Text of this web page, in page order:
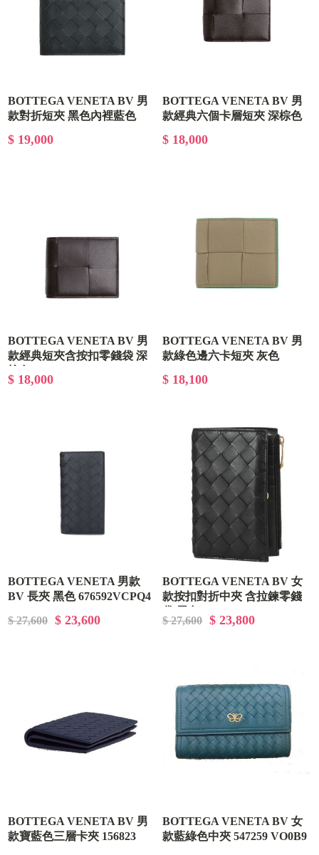
BOTTEGA VENETA BV 男
款對折短夾 黑色內裡藍色
$ 19,000
BOTTEGA VENETA BV 男
款經典六個卡層短夾 深棕色
$ 18,000
BOTTEGA VENETA BV 男
款經典短夾含按扣零錢袋 深
$ 18,000
BOTTEGA VENETA BV 男
款綠色邊六卡短夾 灰色
$ 18,100
BOTTEGA VENETA 男款
BV 長夾 黑色 676592VCPQ4
$ 27,600
$ 23,600
BOTTEGA VENETA BV 女
款按扣對折中夾 含拉鍊零錢
$ 27,600 $ 23,800
BOTTEGA VENETA BV 男
款寶藍色三層卡夾 156823
BOTTEGA VENETA BV 女
款藍綠色中夾 547259 VO0B9